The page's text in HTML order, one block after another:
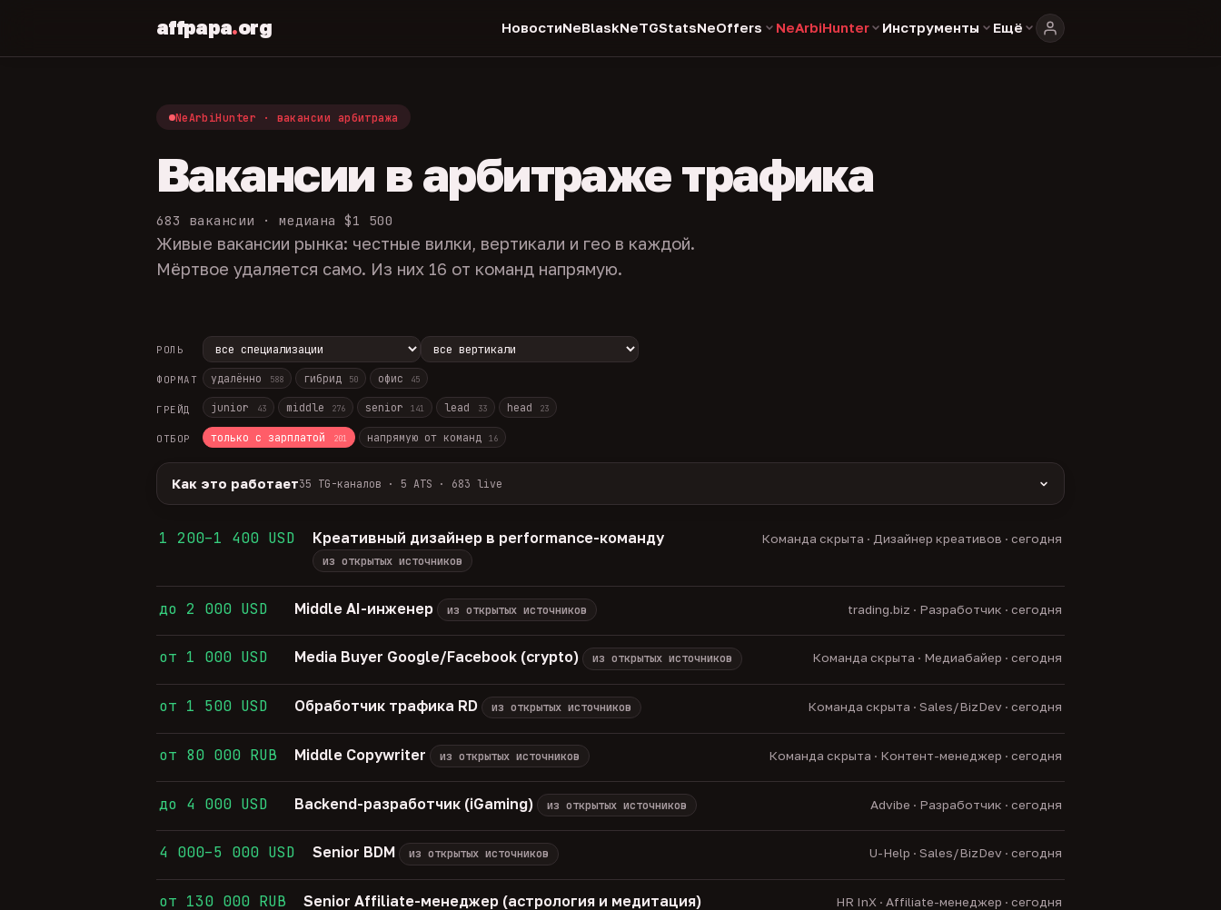
affpapa.org НовостиNeBlaskNeTGStatsNeOffers NeArbiHunter Инструменты Ещё
NeArbiHunter · вакансии арбитража
Вакансии в арбитраже трафика
683 вакансии · медиана $1 500
Живые вакансии рынка: честные вилки, вертикали и гео в каждой.
Мёртвое удаляется само. Из них 16 от команд напрямую.
РОЛЬ
ФОРМАТ удалённо 588 гибрид 50 офис 45
ГРЕЙД junior 43 middle 276 senior 141 lead 33 head 23
ОТБОР только с зарплатой 201 напрямую от команд 16
Как это работает35 TG-каналов · 5 ATS · 683 live
Разбор:нейронка разбирает сырец каждые 30 минут — роль, вертикаль, формат, вилка, грейд.
без предоплат и взносов, без обещаний гарантированного дохода, без увода в сторонние боты.
протухшее удаляется автоматически через 30 дней.
ATS-площадок · вакансии live —методология
1 200–1 400 USD Креативный дизайнер в performance-команду
из открытых источников
Команда скрыта · Дизайнер креативов · сегодня
до 2 000 USD Middle AI-инженер из открытых источников trading.biz · Разработчик · сегодня
от 1 000 USD Media Buyer Google/Facebook (crypto) из открытых источников Команда скрыта · Медиабайер · сегодня
от 1 500 USD Обработчик трафика RD из открытых источников Команда скрыта · Sales/BizDev · сегодня
от 80 000 RUB Middle Copywriter из открытых источников Команда скрыта · Контент-менеджер · сегодня
до 4 000 USD Backend-разработчик (iGaming) из открытых источников Advibe · Разработчик · сегодня
4 000–5 000 USD Senior BDM из открытых источников U-Help · Sales/BizDev · сегодня
от 130 000 RUB Senior Affiliate-менеджер (астрология и медитация) HR InX · Affiliate-менеджер · сегодня